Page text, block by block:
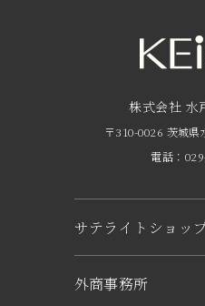
京成友の会
京成ポイントカー
企業概要
求人情報
株式会社 水
〒310-0026 茨城県
電話：
サテライトショッ
KEiSEI ＆ owl（つ
外商事務所